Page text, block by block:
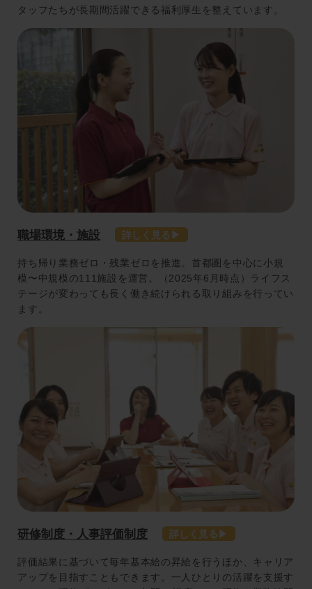
タッフたちが長期間活躍できる福利厚生を整えています。
職場環境・施設
持ち帰り業務ゼロ・残業ゼロを推進。首都圏を中心に小規
模〜中規模の111施設を運営。（2025年6月時点）ライフス
テージが変わっても長く働き続けられる取り組みを行ってい
ます。
研修制度・人事評価制度
評価結果に基づいて毎年基本給の昇給を行うほか、キャリア
アップを目指すこともできます。一人ひとりの活躍を支援す